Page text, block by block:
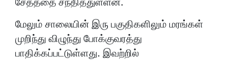
மேலும் சாலையின் இரு பகுதிகளிலும் மரங்கள்
முறிந்து விழுந்து போக்குவரத்து
பாதிக்கப்பட்டுள்ளது. இவற்றில்